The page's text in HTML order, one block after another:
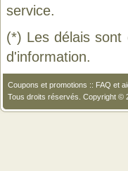
service.
(*) Les délais sont
d'information.
Coupons et promotions :: FAQ et
Tous droits réservés. Copyright ©